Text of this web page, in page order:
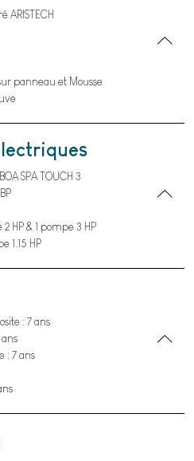
ARISTECH
panneau et Mousse
SPA TOUCH 3
HP & 1 pompe 3 HP
1.15 HP
: 7 ans
: 7 ans